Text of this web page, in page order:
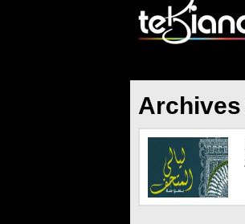
Archives